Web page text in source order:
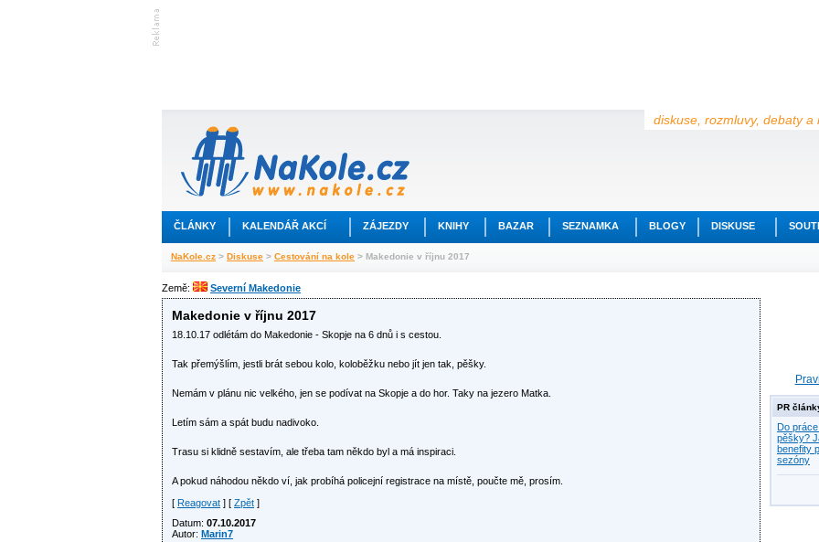
diskuse, rozmluvy, debaty a
ČLÁNKY KALENDÁŘ AKCÍ ZÁJEZDY KNIHY BAZAR SEZNAMKA BLOGY DISKUSE
NaKole.cz > Diskuse > Cestování na kole > Makedonie v říjnu 2017
Země: Severní Makedonie
Makedonie v říjnu 2017
18.10.17 odlétám do Makedonie - Skopje na 6 dnů i s cestou.
Tak přemýšlím, jestli brát sebou kolo, koloběžku nebo jít jen tak, pěšky.
Nemám v plánu nic velkého, jen se podívat na Skopje a do hor. Taky na jezero Matka.
Letím sám a spát budu nadivoko.
Trasu si klidně sestavím, ale třeba tam někdo byl a má inspiraci.
A pokud náhodou někdo ví, jak probíhá policejní registrace na místě, poučte mě, prosím.
[ Reagovat ] [ Zpět ]
Datum: 07.10.2017
Autor: Marin7
PR
Do
pěšky?
benefity
sezóny